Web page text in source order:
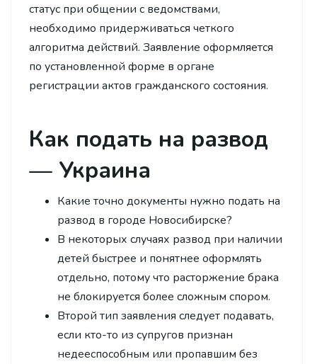
статус при общении с ведомствами,
необходимо придерживаться четкого
алгоритма действий. Заявление оформляется
по установленной форме в органе
регистрации актов гражданского состояния.
Как подать на развод
— Украина
Какие точно документы нужно подать на
развод в городе Новосибирске?
В некоторых случаях развод при наличии
детей быстрее и понятнее оформлять
отдельно, потому что расторжение брака
не блокируется более сложным спором.
Второй тип заявления следует подавать,
если кто-то из супругов признан
недееспособным или пропавшим без